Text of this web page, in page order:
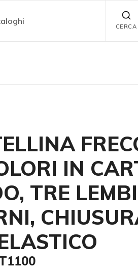
CERCA
IN
TRE LEMBI